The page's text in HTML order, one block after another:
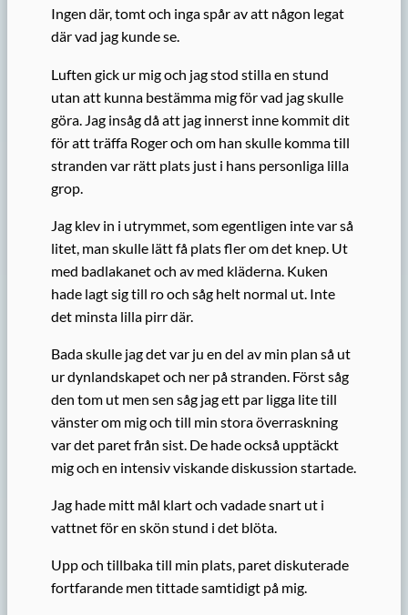
Ingen där, tomt och inga spår av att någon legat
där vad jag kunde se.
Luften gick ur mig och jag stod stilla en stund
utan att kunna bestämma mig för vad jag skulle
göra. Jag insåg då att jag innerst inne kommit dit
för att träffa Roger och om han skulle komma till
stranden var rätt plats just i hans personliga lilla
grop.
Jag klev in i utrymmet, som egentligen inte var så
litet, man skulle lätt få plats fler om det knep. Ut
med badlakanet och av med kläderna. Kuken
hade lagt sig till ro och såg helt normal ut. Inte
det minsta lilla pirr där.
Bada skulle jag det var ju en del av min plan så ut
ur dynlandskapet och ner på stranden. Först såg
den tom ut men sen såg jag ett par ligga lite till
vänster om mig och till min stora överraskning
var det paret från sist. De hade också upptäckt
mig och en intensiv viskande diskussion startade.
Jag hade mitt mål klart och vadade snart ut i
vattnet för en skön stund i det blöta.
Upp och tillbaka till min plats, paret diskuterade
fortfarande men tittade samtidigt på mig.